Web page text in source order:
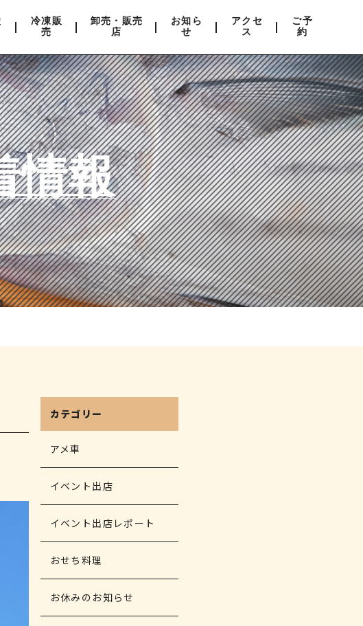
冷凍販
売
卸売・販売
店
お知ら
せ
アクセ
ス
ご予
約
情報
カテゴリー
アメ車
イベント出店
イベント出店レポート
おせち料理
お休みのお知らせ